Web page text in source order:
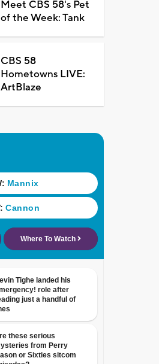
Meet CBS 58's Pet
of the Week: Tank
CBS 58
Hometowns LIVE:
ArtBlaze